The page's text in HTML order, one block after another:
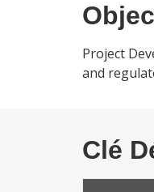
Project
and
Clé